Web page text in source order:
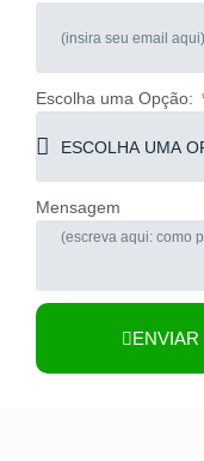
Escolha uma Opção:
Mensagem
ENVIAR